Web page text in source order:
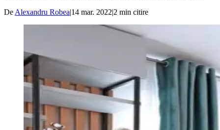
De Alexandru Robea|14 mar. 2022|2 min citire